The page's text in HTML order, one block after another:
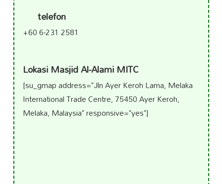
telefon
+60 6-231 2581
Lokasi Masjid Al-Alami MITC
[su_gmap address="Jln Ayer Keroh Lama, Melaka
International Trade Centre, 75450 Ayer Keroh,
Melaka, Malaysia" responsive="yes"]